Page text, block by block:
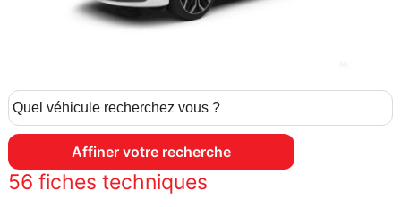
56 fiches techniques